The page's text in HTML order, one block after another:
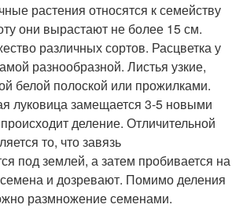
растения относятся к семейству
они вырастают не более 15 см.
различных сортов. Расцветка у
разнообразной. Листья узкие,
белой полоской или прожилками.
луковица замещается 3-5 новыми
деление. Отличительной
то, что завязь
под землей, а затем пробивается на
семена и дозревают. Помимо деления
размножение семенами.